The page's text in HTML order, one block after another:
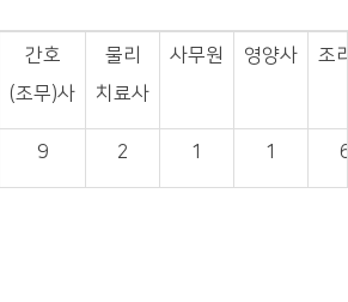
간호
(조무)사
물리
치료사
사무원 영양사 조
9 2 1 1